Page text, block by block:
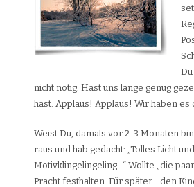
nicht nötig. Hast uns lange genug
hast. Applaus! Applaus! Wir haben es
Weist Du, damals vor 2-3 Monaten
raus und hab gedacht: „Tolles Licht
Motivklingelingeling…“ Wollte „die
Pracht festhalten. Für später… den